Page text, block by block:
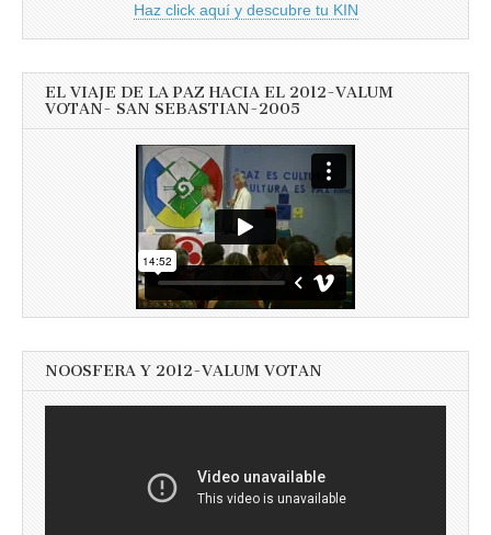
Haz click aquí y descubre tu KIN
EL VIAJE DE LA PAZ HACIA EL 2012-VALUM
VOTAN- SAN SEBASTIAN-2005
NOOSFERA Y 2012-VALUM VOTAN